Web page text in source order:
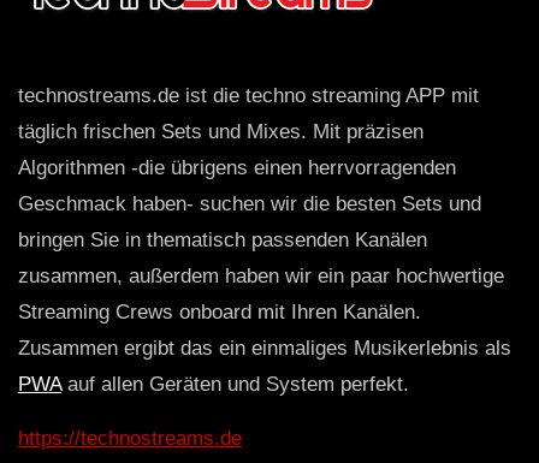
technostreams.de ist die techno streaming APP mit
täglich frischen Sets und Mixes. Mit präzisen
Algorithmen -die übrigens einen herrvorragenden
Geschmack haben- suchen wir die besten Sets und
bringen Sie in thematisch passenden Kanälen
zusammen, außerdem haben wir ein paar hochwertige
Streaming Crews onboard mit Ihren Kanälen.
Zusammen ergibt das ein einmaliges Musikerlebnis als
PWAauf allen Geräten und System perfekt.
https://technostreams.de